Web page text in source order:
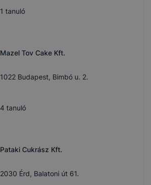
1 tanuló
Mazel Tov Cake Kft.
1022 Budapest, Bimbó u. 2.
4 tanuló
Pataki Cukrász Kft.
2030 Érd, Balatoni út 61.